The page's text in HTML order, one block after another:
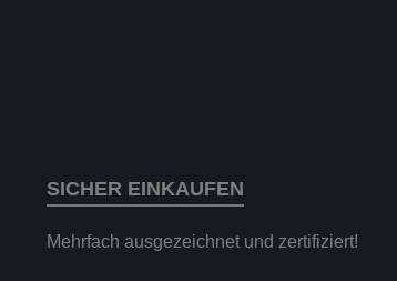
SICHER EINKAUFEN
Mehrfach ausgezeichnet und zertifiziert!